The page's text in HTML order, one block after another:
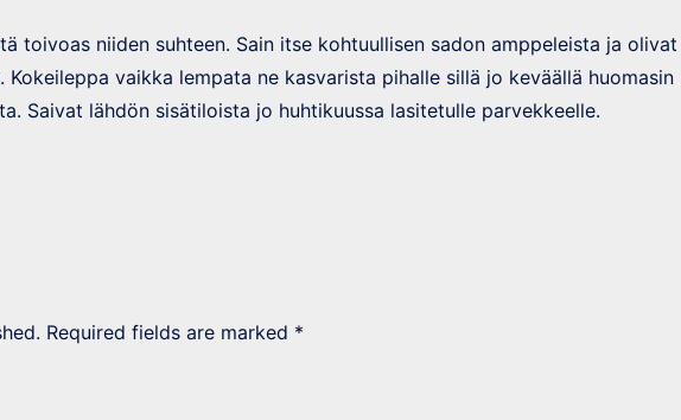
toivoas niiden suhteen. Sain itse kohtuullisen sadon amppeleista ja olivat
vaikka lempata ne kasvarista pihalle sillä jo keväällä huomasin
Saivat lähdön sisätiloista jo huhtikuussa lasitetulle parvekkeelle.
Required fields are marked *